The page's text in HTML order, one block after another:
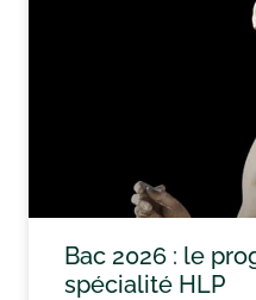
Bac 2026 : le
spécialité HLP